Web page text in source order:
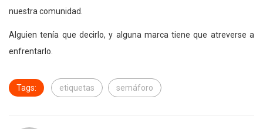
nuestra comunidad.
Alguien tenía que decirlo, y alguna marca tiene que atreverse a
enfrentarlo.
Tags: etiquetas semáforo